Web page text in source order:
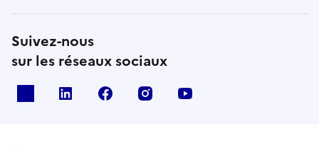
Suivez-nous
sur les réseaux sociaux
Linkedin Facebook Instagram